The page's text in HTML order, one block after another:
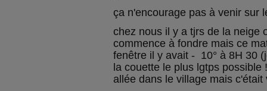
ça n'encourage pas à venir sur
chez nous il y a tjrs de la neige
commence à fondre mais ce
fenêtre il y avait - 10° à 8H 30
la couette le plus lgtps
allée dans le village mais c'était